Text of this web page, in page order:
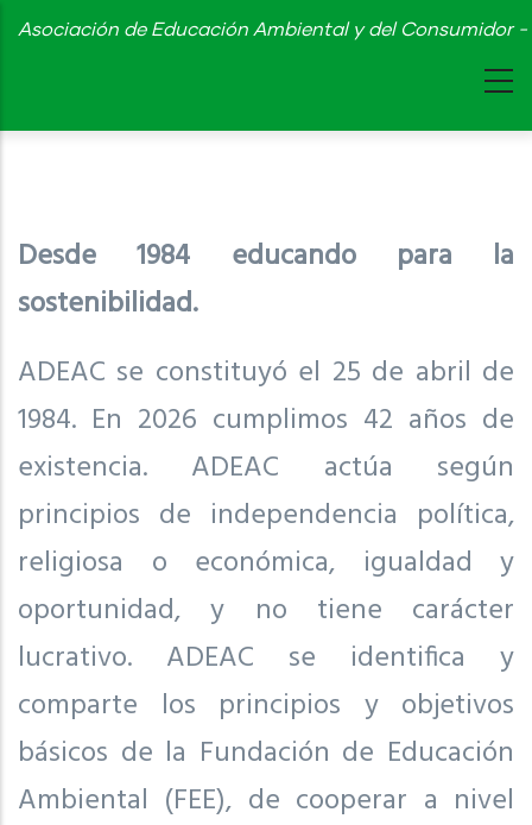
Skip
content
Asociación de Educación Ambiental y del Consumidor
Desde 1984 educando para la
sostenibilidad.
ADEAC se constituyó el 25 de abril de
1984. En 2026 cumplimos 42 años de
existencia. ADEAC actúa según
principios de independencia política,
religiosa o económica, igualdad y
oportunidad, y no tiene carácter
lucrativo. ADEAC se identifica y
comparte los principios y objetivos
básicos de la Fundación de Educación
Ambiental (FEE), de cooperar a nivel